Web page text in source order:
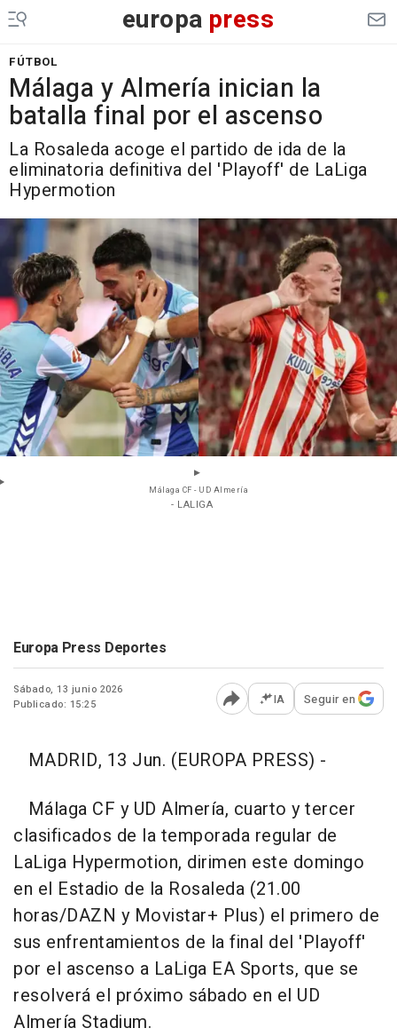
europa press
FÚTBOL
Málaga y Almería inician la
batalla final por el ascenso
La Rosaleda acoge el partido de ida de la
eliminatoria definitiva del 'Playoff' de LaLiga
Hypermotion
Málaga CF - UD Almería
- LALIGA
Europa Press Deportes
Sábado, 13 junio 2026
Publicado: 15:25
Abrir opciones para
IA Seguir en
MADRID, 13 Jun. (EUROPA PRESS) -
Málaga CF y UD Almería, cuarto y tercer
clasificados de la temporada regular de
LaLiga Hypermotion, dirimen este domingo
en el Estadio de la Rosaleda (21.00
horas/DAZN y Movistar+ Plus) el primero de
sus enfrentamientos de la final del 'Playoff'
por el ascenso a LaLiga EA Sports, que se
resolverá el próximo sábado en el UD
Almería Stadium.